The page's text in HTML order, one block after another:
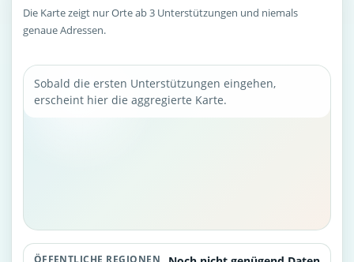
Die Karte zeigt nur Orte ab 3 Unterstützungen und niemals
genaue Adressen.
Sobald die ersten Unterstützungen eingehen,
erscheint hier die aggregierte Karte.
ÖFFENTLICHE REGIONEN